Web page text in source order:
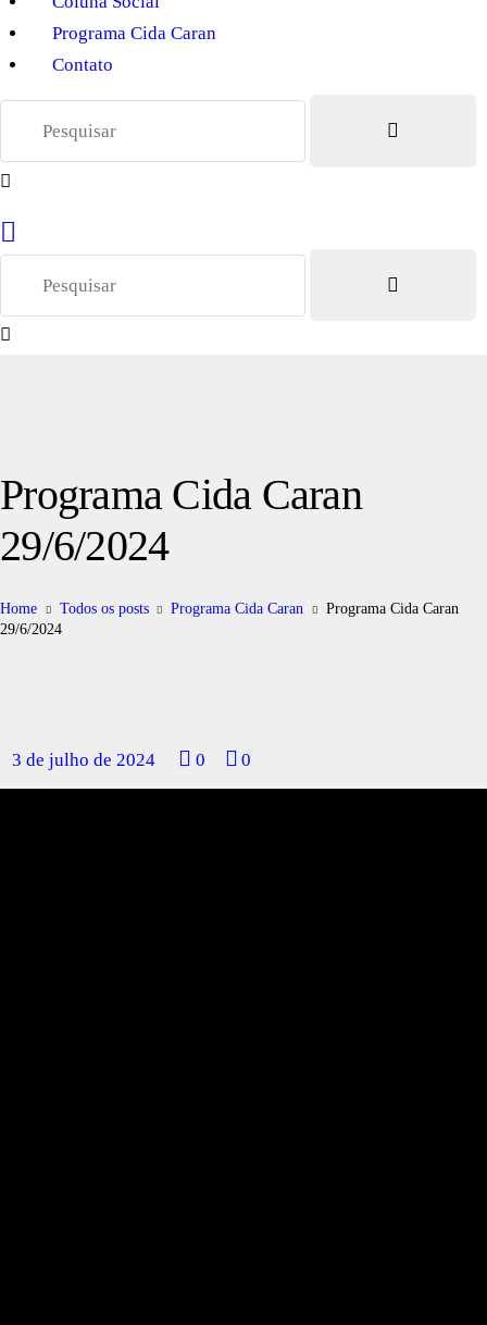
Programa Cida Caran
Contato
Programa Cida Caran
29/6/2024
Home Todos os posts Programa Cida Caran
Programa Cida Caran
29/6/2024
3 de julho de 2024 0 0